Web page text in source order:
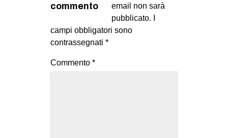
commento
email non sarà
pubblicato.
campi obbligatori sono
contrassegnati *
Commento *